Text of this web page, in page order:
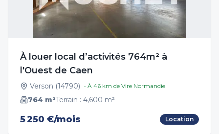
À louer local d’activités 764m² à
l'Ouest de Caen
Verson (14790) • À 46 km de Vire Normandie
764 m²Terrain : 4,600 m²
5 250 €/mois Location